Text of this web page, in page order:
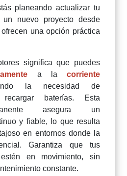
planeando actualizar tu
nuevo proyecto desde
una opción práctica
significa que puedes
a la corriente
la necesidad de
baterías. Esta
asegura un
y fiable, lo que resulta
en entornos donde la
Garantiza que tus
en movimiento, sin
constante.